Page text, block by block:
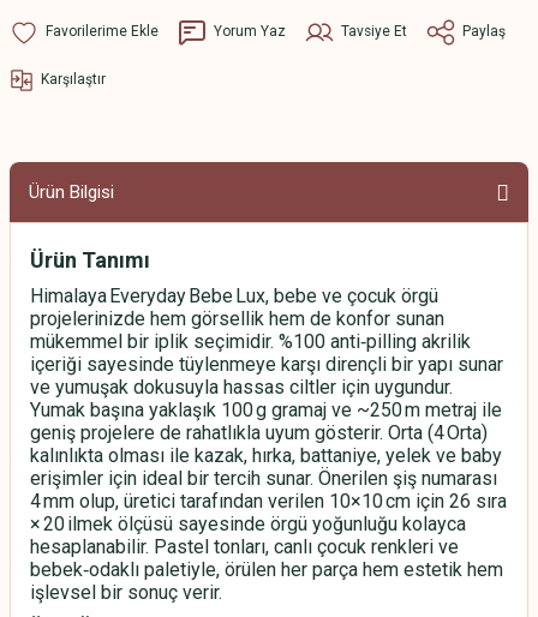
Yorum Yaz Tavsiye Et Paylaş
Karşılaştır
Ürün Bilgisi
Ürün Tanımı
Himalaya Everyday Bebe Lux, bebe ve çocuk örgü
projelerinizde hem görsellik hem de konfor sunan
mükemmel bir iplik seçimidir. %100 anti‑pilling akrilik
içeriği sayesinde tüylenmeye karşı dirençli bir yapı sunar
ve yumuşak dokusuyla hassas ciltler için uygundur.
Yumak başına yaklaşık 100 g gramaj ve ~250 m metraj ile
geniş projelere de rahatlıkla uyum gösterir. Orta (4 Orta)
kalınlıkta olması ile kazak, hırka, battaniye, yelek ve baby
erişimler için ideal bir tercih sunar. Önerilen şiş numarası
4 mm olup, üretici tarafından verilen 10×10 cm için 26 sıra
× 20 ilmek ölçüsü sayesinde örgü yoğunluğu kolayca
hesaplanabilir. Pastel tonları, canlı çocuk renkleri ve
bebek‑odaklı paletiyle, örülen her parça hem estetik hem
işlevsel bir sonuç verir.